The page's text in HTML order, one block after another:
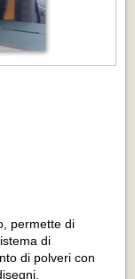
permette di
di
di polveri con